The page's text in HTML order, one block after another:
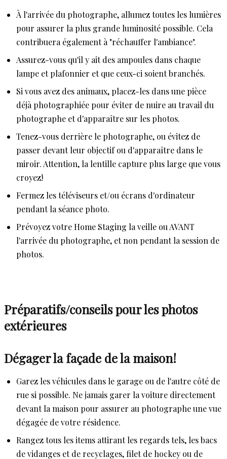
À l'arrivée du photographe, allumez toutes les lumières
pour assurer la plus grande luminosité possible. Cela
contribuera également à "réchauffer l'ambiance".
Assurez-vous qu'il y ait des ampoules dans chaque
lampe et plafonnier et que ceux-ci soient branchés.
Si vous avez des animaux, placez-les dans une pièce
déjà photographiée pour éviter de nuire au travail du
photographe et d'apparaître sur les photos.
Tenez-vous derrière le photographe, ou évitez de
passer devant leur objectif ou d'apparaître dans le
miroir. Attention, la lentille capture plus large que vous
croyez!
Fermez les téléviseurs et/ou écrans d'ordinateur
pendant la séance photo.
Prévoyez votre Home Staging la veille ou AVANT
l'arrivée du photographe, et non pendant la session de
photos.
Préparatifs/conseils pour les photos
extérieures
Dégager la façade de la maison!
Garez les véhicules dans le garage ou de l'autre côté de
rue si possible. Ne jamais garer la voiture directement
devant la maison pour assurer au photographe une vue
dégagée de votre résidence.
Rangez tous les items attirant les regards tels, les bacs
de vidanges et de recyclages, filet de hockey ou de